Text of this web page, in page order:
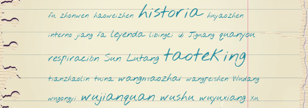
fu zhonwen haoweizhen historia huyaozhen
interno jiang fa leyenda libingci Qi Jiguang quanyou
respiración Sun Lutang taoteking
tianzhaolin tuina wangmaozhai wangpeishen Wudang
wugongyi wujianquan wushu wuyuxiang Xu